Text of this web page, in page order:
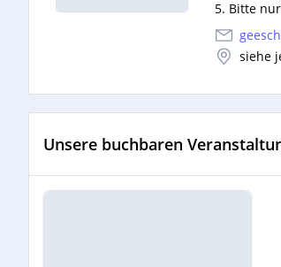
5. Bitte nur
6. Bitte
Con
BIC:
siehe
Unsere buchbaren